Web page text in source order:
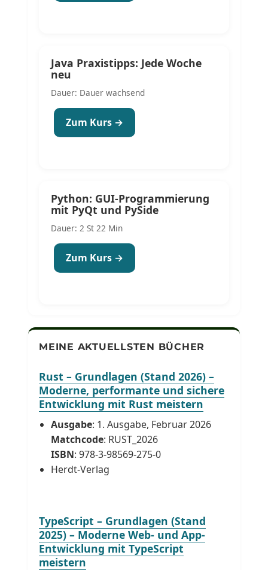
Java Praxistipps: Jede Woche
neu
Dauer: Dauer wachsend
Zum Kurs →
Python: GUI-Programmierung
mit PyQt und PySide
Dauer: 2 St 22 Min
Zum Kurs →
MEINE AKTUELLSTEN BÜCHER
Rust – Grundlagen (Stand 2026) –
Moderne, performante und sichere
Entwicklung mit Rust meistern
Ausgabe: 1. Ausgabe, Februar 2026
Matchcode: RUST_2026
ISBN: 978-3-98569-275-0
Herdt-Verlag
TypeScript – Grundlagen (Stand
2025) – Moderne Web- und App-
Entwicklung mit TypeScript
meistern